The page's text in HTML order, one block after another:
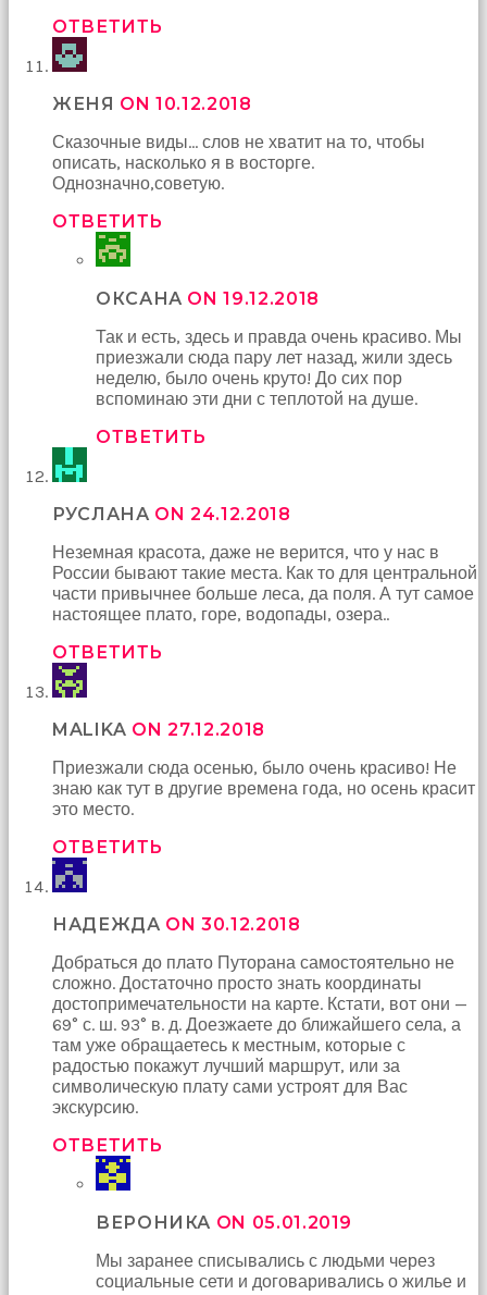
ОТВЕТИТЬ
ЖЕНЯ ON 10.12.2018
Сказочные виды… слов не хватит на то, чтобы
описать, насколько я в восторге.
Однозначно,советую.
ОТВЕТИТЬ
ОКСАНА ON 19.12.2018
Так и есть, здесь и правда очень красиво. Мы
приезжали сюда пару лет назад, жили здесь
неделю, было очень круто! До сих пор
вспоминаю эти дни с теплотой на душе.
ОТВЕТИТЬ
РУСЛАНА ON 24.12.2018
Неземная красота, даже не верится, что у нас в
России бывают такие места. Как то для центральной
части привычнее больше леса, да поля. А тут самое
настоящее плато, горе, водопады, озера..
ОТВЕТИТЬ
MALIKA ON 27.12.2018
Приезжали сюда осенью, было очень красиво! Не
знаю как тут в другие времена года, но осень красит
это место.
ОТВЕТИТЬ
НАДЕЖДА ON 30.12.2018
Добраться до плато Путорана самостоятельно не
сложно. Достаточно просто знать координаты
достопримечательности на карте. Кстати, вот они —
69° с. ш. 93° в. д. Доезжаете до ближайшего села, а
там уже обращаетесь к местным, которые с
радостью покажут лучший маршрут, или за
символическую плату сами устроят для Вас
экскурсию.
ОТВЕТИТЬ
ВЕРОНИКА ON 05.01.2019
Мы заранее списывались с людьми через
социальные сети и договаривались о жилье и